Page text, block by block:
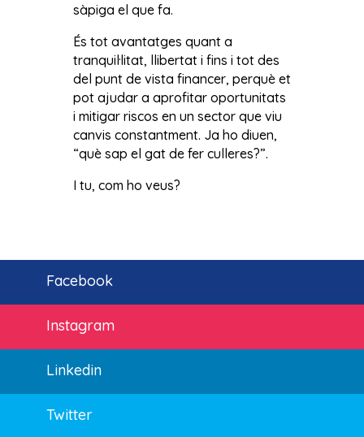
sàpiga el que fa.
És tot avantatges quant a
tranquil·litat, llibertat i fins i tot des
del punt de vista financer, perquè et
pot ajudar a aprofitar oportunitats
i mitigar riscos en un sector que viu
canvis constantment. Ja ho diuen,
“què sap el gat de fer culleres?”.
I tu, com ho veus?
Facebook
Instagram
Linkedin
Twitter